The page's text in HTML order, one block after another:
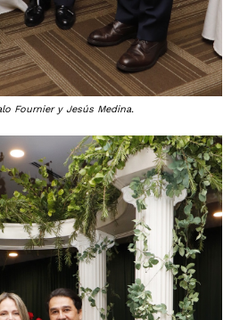
Fournier y Jesús Medina.